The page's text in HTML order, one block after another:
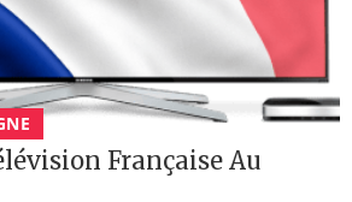
Française Au